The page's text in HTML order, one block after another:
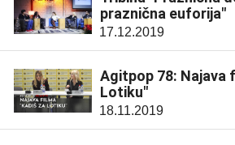
praznična euforija"
17.12.2019
Agitpop 78: Najava
Lotiku"
18.11.2019